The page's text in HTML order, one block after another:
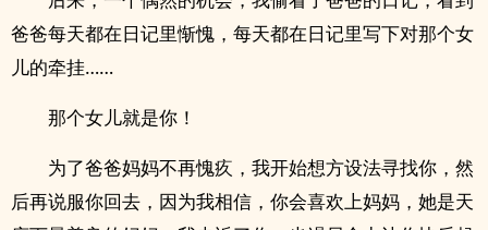
爸爸每天都在日记里惭愧，每天都在日记里写下对那个女
儿的牵挂……
那个女儿就是你！
为了爸爸妈妈不再愧疚，我开始想方设法寻找你，然
后再说服你回去，因为我相信，你会喜欢上妈妈，她是天